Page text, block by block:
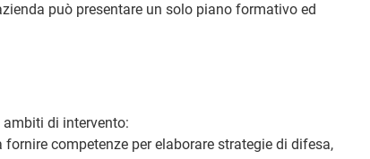
può presentare un solo piano formativo ed
di intervento:
competenze per elaborare strategie di difesa,